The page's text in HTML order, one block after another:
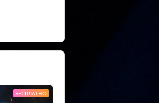
БЕСПЛАТНО